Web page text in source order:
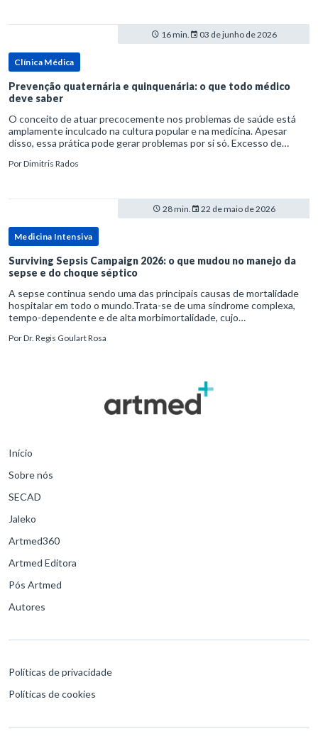
16 min. 03 de junho de 2026
Clínica Médica
Prevenção quaternária e quinquenária: o que todo médico
deve saber
O conceito de atuar precocemente nos problemas de saúde está
amplamente inculcado na cultura popular e na medicina. Apesar
disso, essa prática pode gerar problemas por si só. Excesso de
PorDimitris Rados
28 min. 22 de maio de 2026
Medicina Intensiva
Surviving Sepsis Campaign 2026: o que mudou no manejo da
sepse e do choque séptico
A sepse continua sendo uma das principais causas de mortalidade
hospitalar em todo o mundo.Trata-se de uma síndrome complexa,
tempo-dependente e de alta morbimortalidade, cujo
para o desfe
PorDr. Regis Goulart Rosa
Início
Sobre nós
SECAD
Jaleko
Artmed360
Artmed Editora
Pós Artmed
Autores
Políticas de privacidade
Políticas de cookies